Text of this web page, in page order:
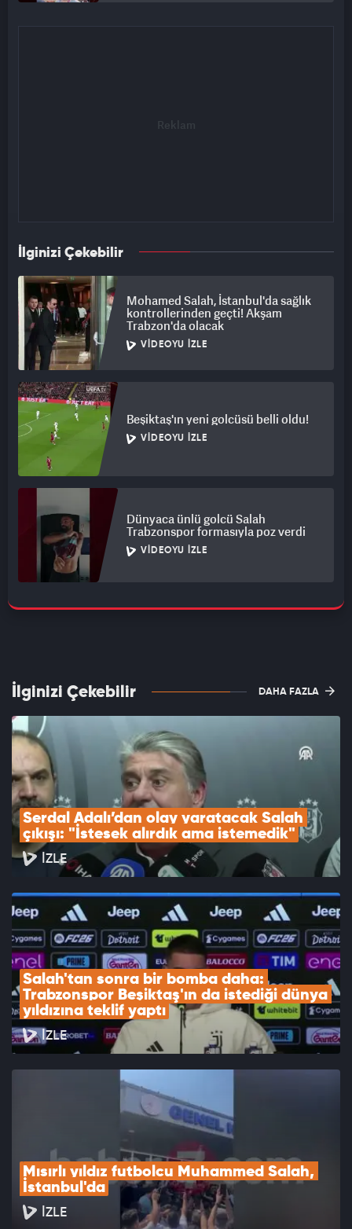
İlginizi Çekebilir
Mohamed Salah, İstanbul'da sağlık
kontrollerinden geçti! Akşam
Trabzon'da olacak
VIDEOYU İZLE
Beşiktaş'ın yeni golcüsü belli oldu!
VIDEOYU İZLE
Dünyaca ünlü golcü Salah
Trabzonspor formasıyla poz verdi
VIDEOYU İZLE
İlginizi Çekebilir DAHA FAZLA
Serdal Adalı’dan olay yaratacak Salah
çıkışı: "İstesek alırdık ama istemedik"
İZLE
Salah'tan sonra bir bomba daha:
Trabzonspor Beşiktaş'ın da istediği dünya
yıldızına teklif yaptı
İZLE
Mısırlı yıldız futbolcu Muhammed Salah,
İstanbul'da
İZLE